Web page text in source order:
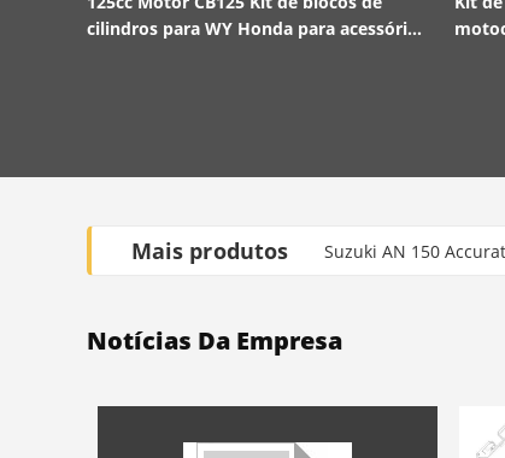
cilindros para WY Honda para acessórios
Mais produtos Suzuki AN 150
Motor de triciclo Kit
Notícias Da Empresa